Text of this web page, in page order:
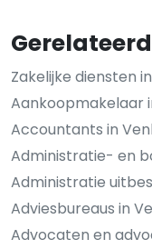
Gerelateerd
Zakelijke diensten
Aankoopmakelaar
Accountants in
Administratie- en
Administratie
Adviesbureaus in
Advocaten en